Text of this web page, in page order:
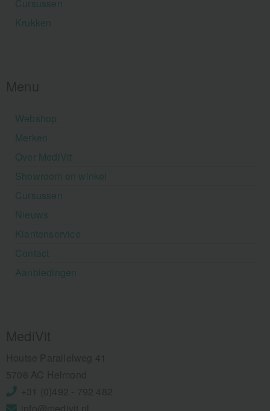
Cursussen
Krukken
Webshop
Merken
Over MediVit
Showroom en winkel
Cursussen
Nieuws
Klantenservice
Contact
Aanbiedingen